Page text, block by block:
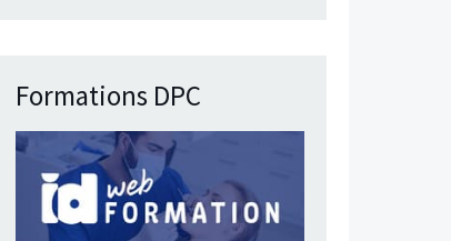
Formations DPC